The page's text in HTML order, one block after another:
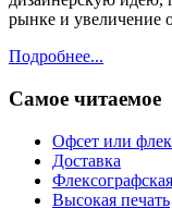
рынке и увеличение
Подробнее...
Самое читаемое
Офсет или
Доставка
Высокая печать